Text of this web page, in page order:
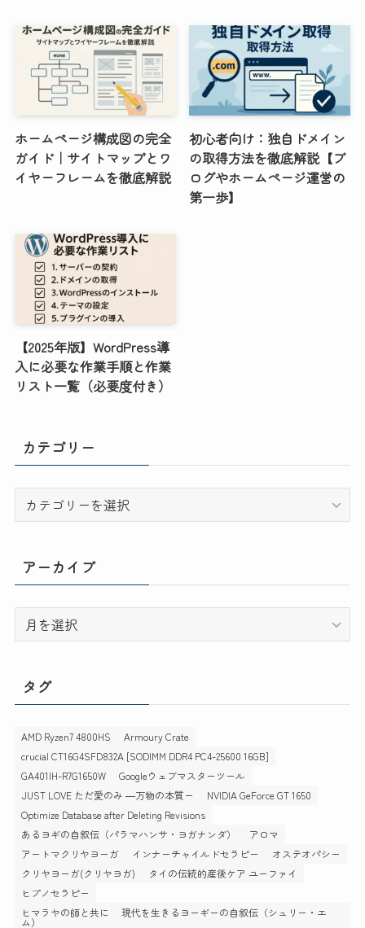
ホームページ構成図の完全
ガイド｜サイトマップとワ
イヤーフレームを徹底解説
初心者向け：独自ドメイン
の取得方法を徹底解説【ブ
ログやホームページ運営の
第一歩】
【2025年版】WordPress導
入に必要な作業手順と作業
リスト一覧（必要度付き）
カテゴリー
テ
リ
ー
アーカイブ
ー
ブ
タグ
AMD Ryzen7 4800HS
Armoury Crate
crucial CT16G4SFD832A [SODIMM DDR4 PC4-25600 16GB]
GA401IH-R7G1650W
Googleウェブマスターツール
JUST LOVE ただ愛のみ ―万物の本質ー
NVIDIA GeForce GT 1650
Optimize Database after Deleting Revisions
あるヨギの自叙伝（パラマハンサ・ヨガナンダ）
アロマ
アートマクリヤヨーガ
インナーチャイルドセラピー
オステオパシー
クリヤヨーガ(クリヤヨガ)
タイの伝統的産後ケア ユーファイ
ヒプノセラピー
ヒマラヤの師と共に 現代を生きるヨーギーの自叙伝（シュリー・エ
ム）